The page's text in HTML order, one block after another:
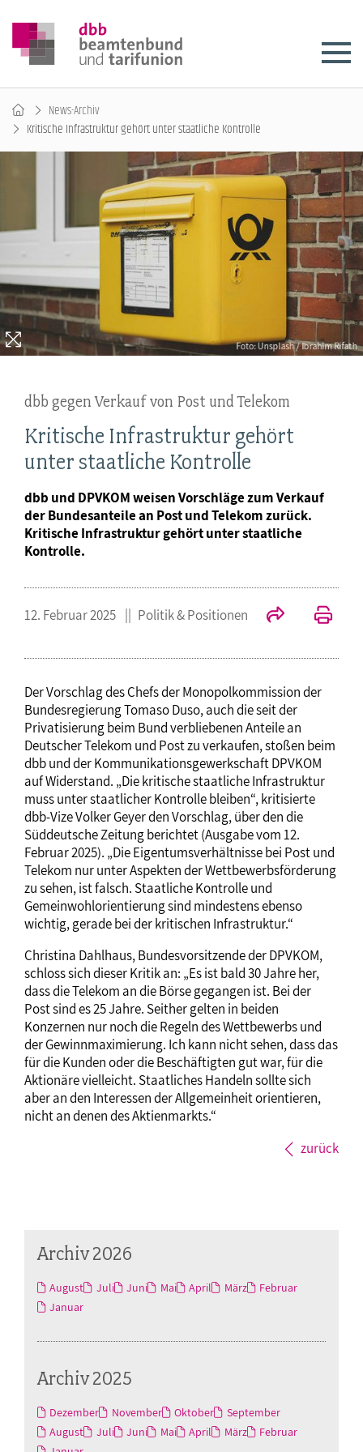
News-Archiv
Kritische Infrastruktur gehört unter staatliche Kontrolle
dbb gegen Verkauf von Post und Telekom
Kritische Infrastruktur gehört
unter staatliche Kontrolle
dbb und DPVKOM weisen Vorschläge zum Verkauf
der Bundesanteile an Post und Telekom zurück.
Kritische Infrastruktur gehört unter staatliche
Kontrolle.
12. Februar 2025 Politik & Positionen
Der Vorschlag des Chefs der Monopolkommission der
Bundesregierung Tomaso Duso, auch die seit der
Privatisierung beim Bund verbliebenen Anteile an
Deutscher Telekom und Post zu verkaufen, stoßen beim
dbb und der Kommunikationsgewerkschaft DPVKOM
auf Widerstand. „Die kritische staatliche Infrastruktur
muss unter staatlicher Kontrolle bleiben“, kritisierte
dbb-Vize Volker Geyer den Vorschlag, über den die
Süddeutsche Zeitung berichtet (Ausgabe vom 12.
Februar 2025). „Die Eigentumsverhältnisse bei Post und
Telekom nur unter Aspekten der Wettbewerbsförderung
zu sehen, ist falsch. Staatliche Kontrolle und
Gemeinwohlorientierung sind mindestens ebenso
wichtig, gerade bei der kritischen Infrastruktur.“
Christina Dahlhaus, Bundesvorsitzende der DPVKOM,
schloss sich dieser Kritik an: „Es ist bald 30 Jahre her,
dass die Telekom an die Börse gegangen ist. Bei der
Post sind es 25 Jahre. Seither gelten in beiden
Konzernen nur noch die Regeln des Wettbewerbs und
der Gewinnmaximierung. Ich kann nicht sehen, dass das
für die Kunden oder die Beschäftigten gut war, für die
Aktionäre vielleicht. Staatliches Handeln sollte sich
aber an den Interessen der Allgemeinheit orientieren,
nicht an denen des Aktienmarkts.“
zurück
Archiv 2026
August Juli Juni Mai April März
Februar
Januar
Archiv 2025
Dezember November Oktober
September
August
Juli Juni Mai April März
Februar